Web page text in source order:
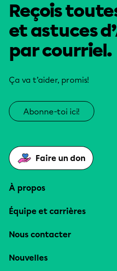
Reçois
et astuces
par courriel.
Ça va t’aider, promis!
Abonne-toi ici!
Faire un don
À propos
Équipe et carrières
Nous contacter
Nouvelles